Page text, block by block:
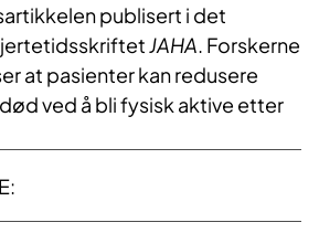
publisert i det
JAHA. Forskerne
at pasienter kan redusere
ved å bli fysisk aktive etter